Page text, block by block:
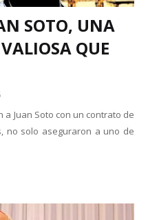
SOTO, UNA
QUE
a Juan Soto con un contrato de
no solo aseguraron a uno de